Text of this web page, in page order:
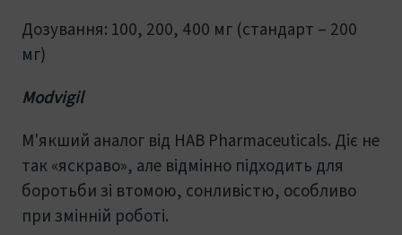
Дозування: 100, 200, 400 мг (стандарт – 200
мг)
Modvigil
М'якший аналог від HAB Pharmaceuticals. Діє не
так «яскраво», але відмінно підходить для
боротьби зі втомою, сонливістю, особливо
при змінній роботі.